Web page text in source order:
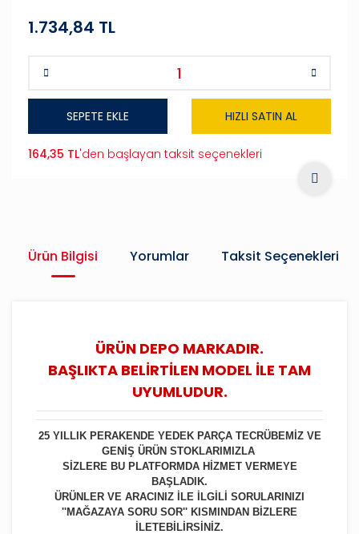
1.734,84 TL
SEPETE EKLE HIZLI SATIN AL
164,35 TL'den başlayan taksit seçenekleri
Ürün Bilgisi Yorumlar Taksit Seçenekleri
ÜRÜN DEPO MARKADIR.
BAŞLIKTA BELİRTİLEN MODEL İLE TAM
UYUMLUDUR.
25 YILLIK PERAKENDE YEDEK PARÇA TECRÜBEMİZ VE
GENİŞ ÜRÜN STOKLARIMIZLA
SİZLERE BU PLATFORMDA HİZMET VERMEYE
BAŞLADIK.
ÜRÜNLER VE ARACINIZ İLE İLGİLİ SORULARINIZI
''MAĞAZAYA SORU SOR'' KISMINDAN BİZLERE
İLETEBİLİRSİNİZ.